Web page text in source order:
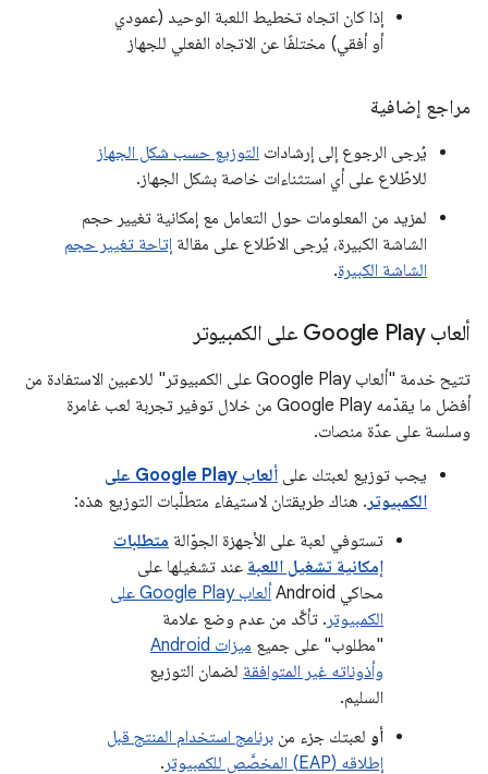
إذا كان اتجاه تخطيط اللعبة الوحيد (عمودي
أو أفقي) مختلفًا عن الاتجاه الفعلي للجهاز
مراجع إضافية
يُرجى الرجوع إلى إرشادات التوزيع حسب شكل الجهاز
للاطّلاع على أي استثناءات خاصة بشكل الجهاز.
لمزيد من المعلومات حول التعامل مع إمكانية تغيير حجم
الشاشة الكبيرة، يُرجى الاطّلاع على مقالة إتاحة تغيير حجم
الشاشة الكبيرة.
ألعاب Google Play على الكمبيوتر
تتيح خدمة "ألعاب Google Play على الكمبيوتر" للاعبين الاستفادة من
أفضل ما يقدّمه Google Play من خلال توفير تجربة لعب غامرة
وسلسة على عدّة منصات.
يجب توزيع لعبتك على
ألعاب Google Play على
الكمبيوتر . هناك طريقتان لاستيفاء متطلّبات التوزيع هذه:
تستوفي لعبة على الأجهزة الجوّالة متطلبات
إمكانية تشغيل اللعبة عند تشغيلها على
محاكي Android
ألعاب Google Play على
الكمبيوتر . تأكَّد من عدم وضع علامة
"مطلوب" على جميع
ميزات Android
وأذوناته غير المتوافقة لضمان التوزيع
السليم.
أو لعبتك جزء من برنامج استخدام المنتج قبل
إطلاقه (EAP) المخصَّص للكمبيوتر
.